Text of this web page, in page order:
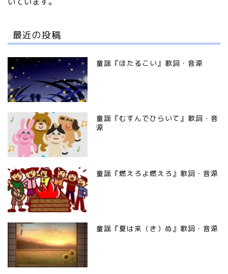
最近の投稿
童謡『ほたるこい』歌詞・音源
童謡『むすんでひらいて』歌詞・音
源
童謡『燃えろよ燃えろ』歌詞・音源
童謡『夏は来（き）ぬ』歌詞・音源